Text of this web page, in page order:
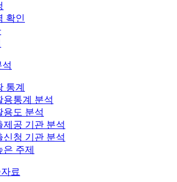
확인
석
통계
용통계 분석
용도 분석
제공 기관 분석
신청 기관 분석
주제
료